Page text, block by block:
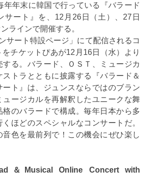
年年末に韓国で行っている『バラード
サート』を、12月26日（土）、27日
ラインで開催する。
サート特設ページ」にて配信されるコ
チケットぴあが12月16日（水）より
する。バラード、ＯＳＴ、ミュージカ
ストラとともに披露する『バラード＆
ート』は、ジュンスならではのブラン
ュージカルを再解釈したユニークな舞
格のバラードで構成。毎年日本から多
ほどのスペシャルなコンサートだ。
色を最前列で！この機会にぜひ楽し
＆Musical Online Concert with